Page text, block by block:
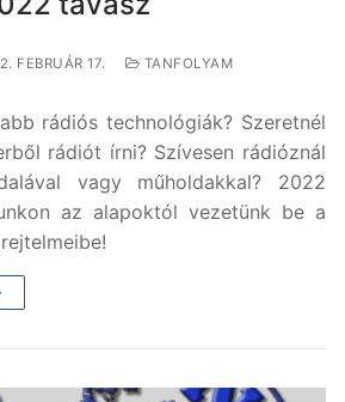
FEBRUÁR 17. TANFOLYAM
rádiós technológiák? Szeretnél
rádiót írni? Szívesen rádióznál
vagy műholdakkal? 2022
az alapoktól vezetünk be a